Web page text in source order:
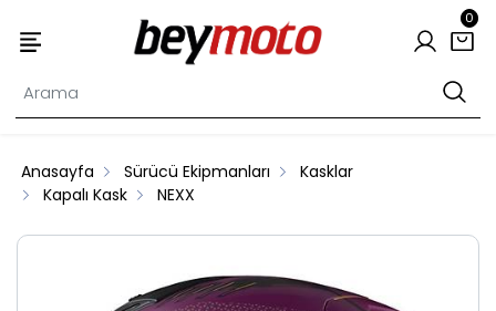
0
Anasayfa Sürücü Ekipmanları
Kasklar
Kapalı Kask
NEXX